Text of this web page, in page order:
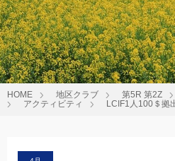
HOME 地区クラブ 第5R 第2Z
アクティビティ
LCIF1人100＄拠